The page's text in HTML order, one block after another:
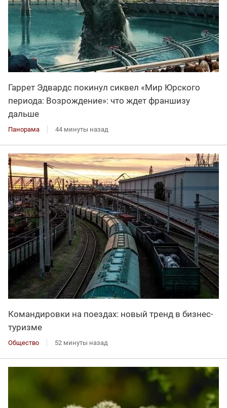
Гаррет Эдвардс покинул сиквел «Мир Юрского
периода: Возрождение»: что ждет франшизу
дальше
Панорама 44 минуты назад
Командировки на поездах: новый тренд в бизнес-
туризме
Общество 52 минуты назад